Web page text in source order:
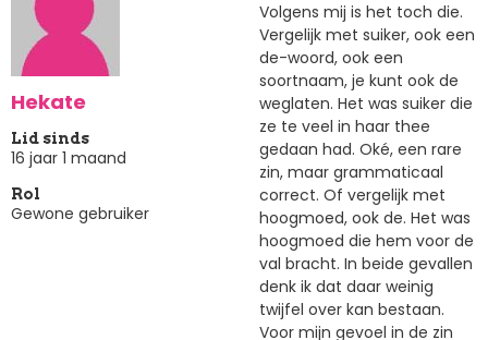
Hekate
Lid sinds
16 jaar 1 maand
Rol
Gewone gebruiker
Volgens mij is het toch die.
Vergelijk met suiker, ook een
de-woord, ook een
soortnaam, je kunt ook de
weglaten. Het was suiker die
ze te veel in haar thee
gedaan had. Oké, een rare
zin, maar grammaticaal
correct. Of vergelijk met
hoogmoed, ook de. Het was
hoogmoed die hem voor de
val bracht. In beide gevallen
denk ik dat daar weinig
twijfel over kan bestaan.
Voor mijn gevoel in de zin